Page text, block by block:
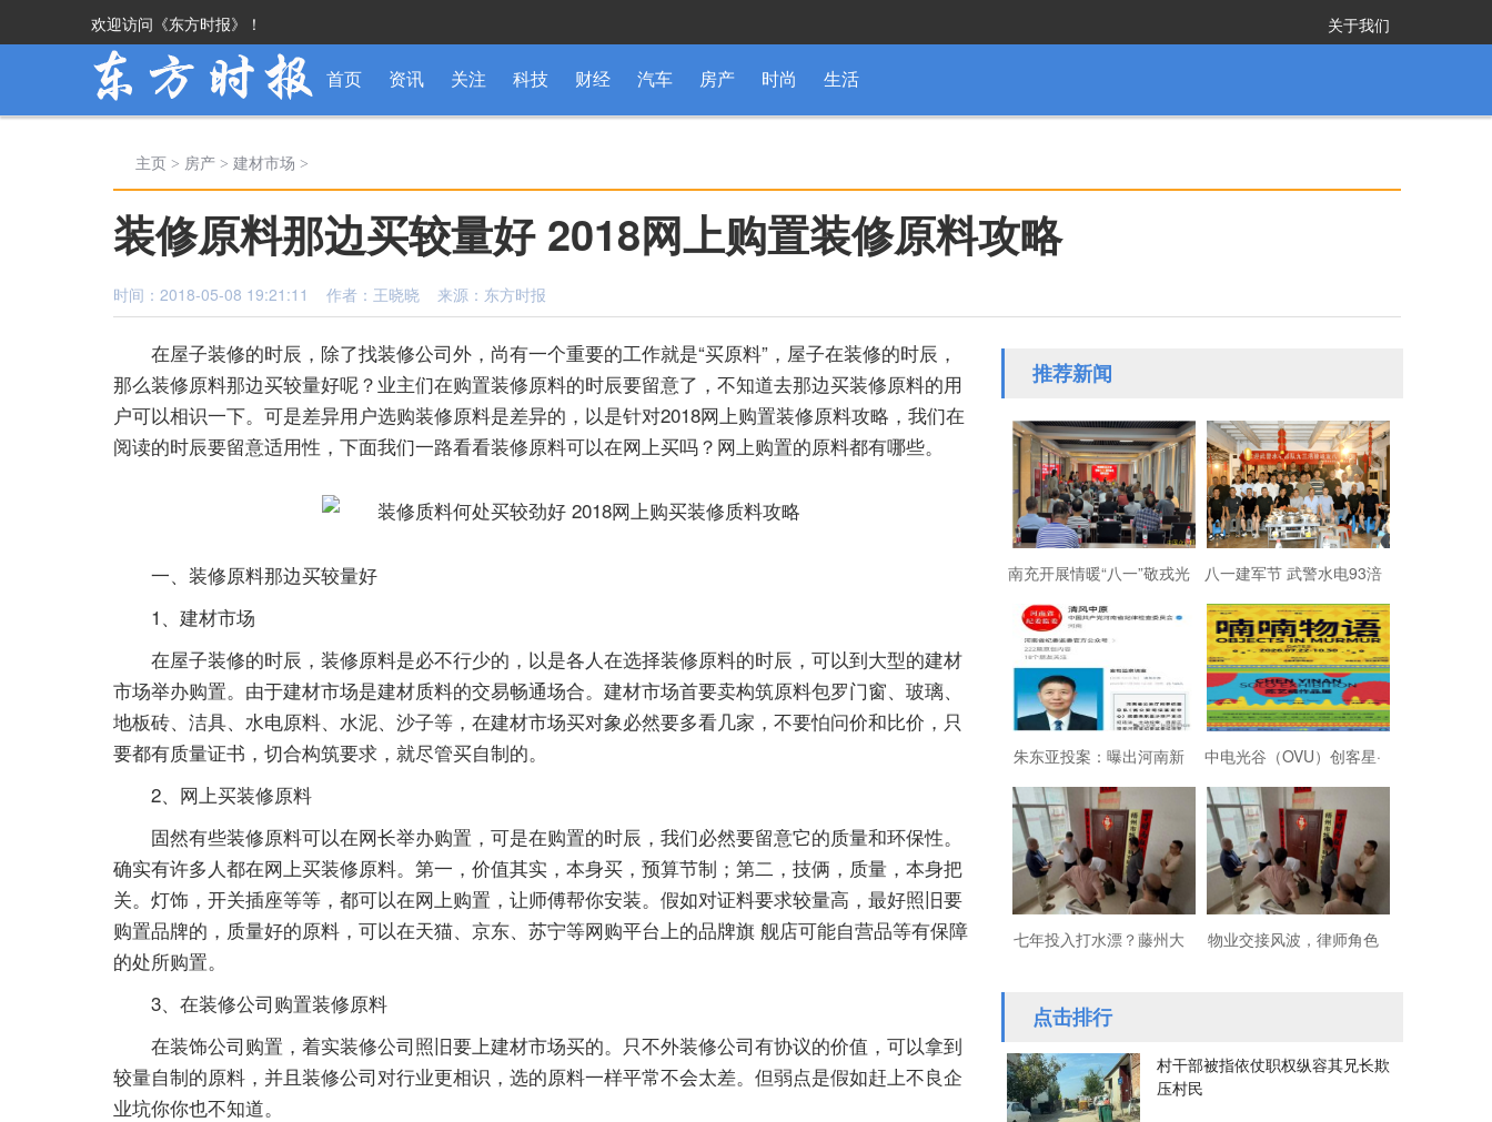
欢迎访问《东方时报》！ 关于我们
首页 资讯 关注 科技 财经 汽车 房产 时尚 生活
主页 > 房产 > 建材市场 >
装修原料那边买较量好 2018网上购置装修原料攻略
时间：2018-05-08 19:21:11 作者：王晓晓 来源：东方时报
在屋子装修的时辰，除了找装修公司外，尚有一个重要的工作就是“买原料”，屋子在装修的时辰，
那么装修原料那边买较量好呢？业主们在购置装修原料的时辰要留意了，不知道去那边买装修原料的用
户可以相识一下。可是差异用户选购装修原料是差异的，以是针对2018网上购置装修原料攻略，我们在
阅读的时辰要留意适用性，下面我们一路看看装修原料可以在网上买吗？网上购置的原料都有哪些。
一、装修原料那边买较量好
1、建材市场
在屋子装修的时辰，装修原料是必不行少的，以是各人在选择装修原料的时辰，可以到大型的建材
市场举办购置。由于建材市场是建材质料的交易畅通场合。建材市场首要卖构筑原料包罗门窗、玻璃、
地板砖、洁具、水电原料、水泥、沙子等，在建材市场买对象必然要多看几家，不要怕问价和比价，只
要都有质量证书，切合构筑要求，就尽管买自制的。
2、网上买装修原料
固然有些装修原料可以在网长举办购置，可是在购置的时辰，我们必然要留意它的质量和环保性。
确实有许多人都在网上买装修原料。第一，价值其实，本身买，预算节制；第二，技俩，质量，本身把
关。灯饰，开关插座等等，都可以在网上购置，让师傅帮你安装。假如对证料要求较量高，最好照旧要
购置品牌的，质量好的原料，可以在天猫、京东、苏宁等网购平台上的品牌旗 舰店可能自营品等有保障
的处所购置。
3、在装修公司购置装修原料
在装饰公司购置，着实装修公司照旧要上建材市场买的。只不外装修公司有协议的价值，可以拿到
较量自制的原料，并且装修公司对行业更相识，选的原料一样平常不会太差。但弱点是假如赶上不良企
业坑你你也不知道。
推荐新闻
南充开展情暖“八一”敬戎光
·拥军助老进社区慰问活动
八一建军节 武警水电93涪
陵战友欢聚磐石玉寨赓续
军旅初心
朱东亚投案：曝出河南新
乡顶着35项违法行为“远洋
捕捞”港商
中电光谷（OVU）创客星·
成都芯谷人工智能OPC社
区“芯创社”正
七年投入打水漂？藤州大 物业交接风波，律师角色
点击排行
村干部被指依仗职权纵容其兄长欺
压村民